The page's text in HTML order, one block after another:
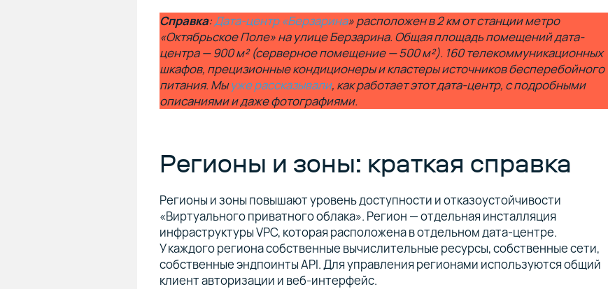
Справка:Дата-центр «Берзарина» расположен в 2 км от станции метро
«Октябрьское Поле» на улице Берзарина. Общая площадь помещений дата-
центра — 900 м² (серверное помещение — 500 м²). 160 телекоммуникационных
шкафов, прецизионные кондиционеры и кластеры источников бесперебойного
питания. Мыуже рассказывали, как работает этот дата-центр, с подробными
описаниями и даже фотографиями.
Регионы и зоны: краткая справка
Регионы и зоны повышают уровень доступности и отказоустойчивости
«Виртуального приватного облака». Регион — отдельная инсталляция
инфраструктуры VPC, которая расположена в отдельном дата-центре.
У каждого региона собственные вычислительные ресурсы, собственные сети,
собственные эндпоинты API. Для управления регионами используются общий
клиент авторизации и веб-интерфейс.